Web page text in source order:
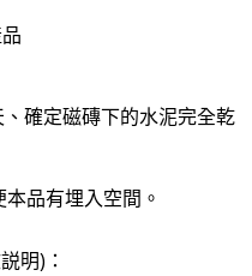
確定磁磚下的水泥完全乾
品有埋入空間。
明)：